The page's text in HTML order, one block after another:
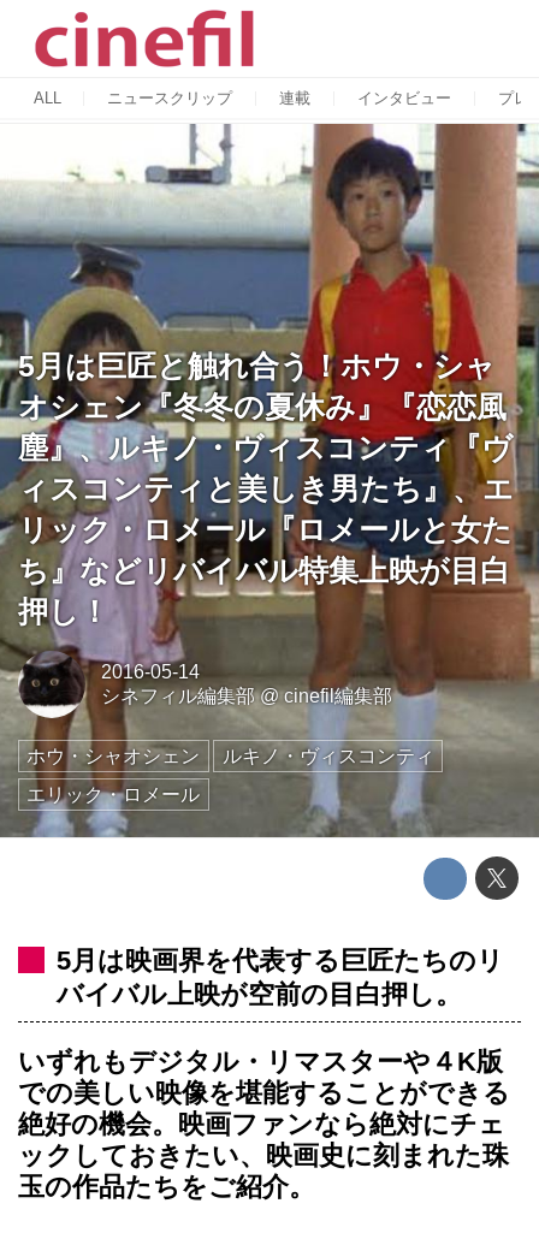
ALL ニュースクリップ 連載 インタビュー プレ
5月は巨匠と触れ合う！ホウ・シャ
オシェン『冬冬の夏休み』『恋恋風
塵』、ルキノ・ヴィスコンティ『ヴ
ィスコンティと美しき男たち』、エ
リック・ロメール『ロメールと女た
ち』などリバイバル特集上映が目白
押し！
2016-05-14
シネフィル編集部@cinefil編集部
ホウ・シャオシェン
ルキノ・ヴィスコンティ
エリック・ロメール
5月は映画界を代表する巨匠たちのリ
バイバル上映が空前の目白押し。
いずれもデジタル・リマスターや４K版
での美しい映像を堪能することができる
絶好の機会。映画ファンなら絶対にチェ
ックしておきたい、映画史に刻まれた珠
玉の作品たちをご紹介。